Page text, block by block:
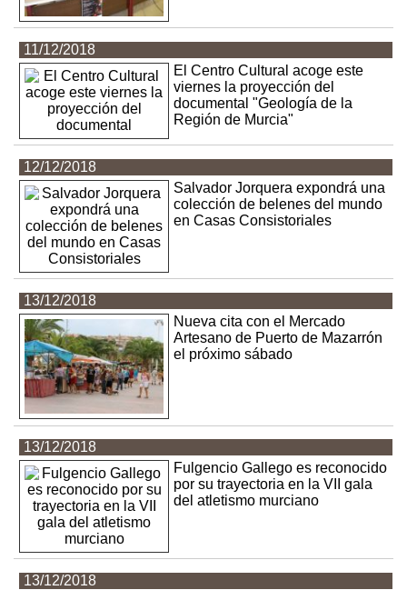
11/12/2018
El Centro Cultural acoge este
viernes la proyección del
documental "Geología de la
Región de Murcia"
12/12/2018
Salvador Jorquera expondrá una
colección de belenes del mundo
en Casas Consistoriales
13/12/2018
Nueva cita con el Mercado
Artesano de Puerto de Mazarrón
el próximo sábado
13/12/2018
Fulgencio Gallego es reconocido
por su trayectoria en la VII gala
del atletismo murciano
13/12/2018